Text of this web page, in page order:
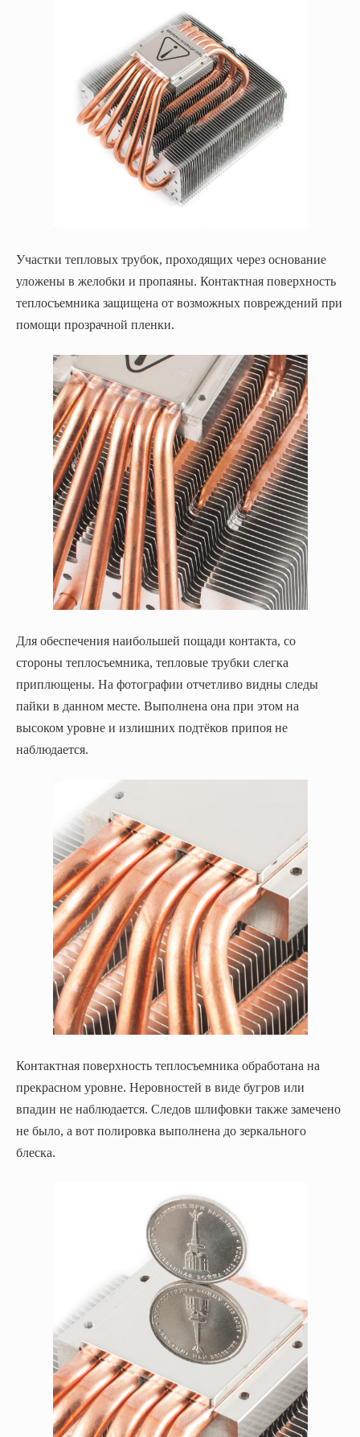
Участки тепловых трубок, проходящих через основание
уложены в желобки и пропаяны. Контактная поверхность
теплосъемника защищена от возможных повреждений при
помощи прозрачной пленки.
Для обеспечения наибольшей пощади контакта, со
стороны теплосъемника, тепловые трубки слегка
приплющены. На фотографии отчетливо видны следы
пайки в данном месте. Выполнена она при этом на
высоком уровне и излишних подтёков припоя не
наблюдается.
Контактная поверхность теплосъемника обработана на
прекрасном уровне. Неровностей в виде бугров или
впадин не наблюдается. Следов шлифовки также замечено
не было, а вот полировка выполнена до зеркального
блеска.